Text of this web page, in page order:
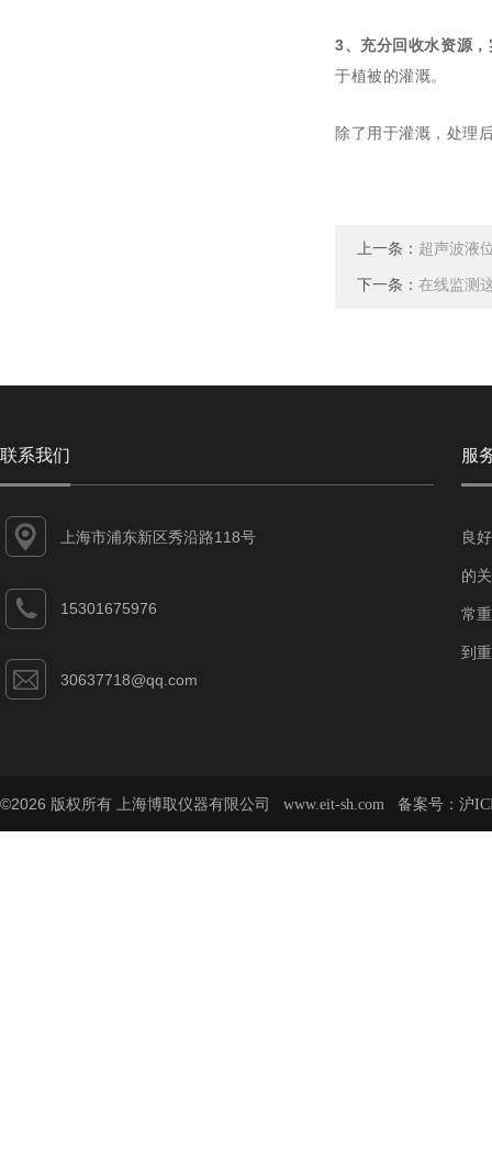
3、充分回收水资源
于植被的灌溉。
除了用于灌溉，处理
上一条： 超声波液
下一条： 在线监测
联系我们
上海市浦东新区秀沿路118号
15301675976
30637718@qq.com
服
良
的
常
到
©2026 版权所有 上海博取仪器有限公司 www.eit-sh.com 备案号： 沪